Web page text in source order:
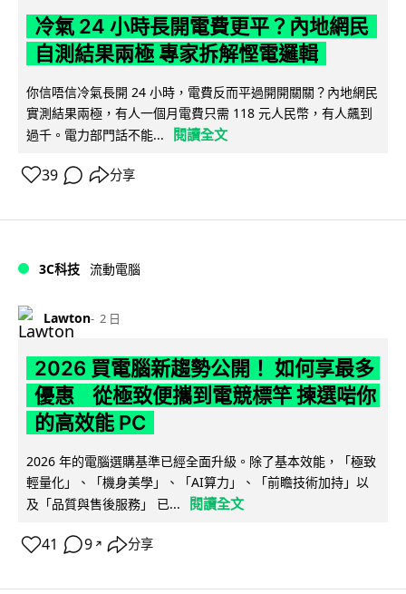
冷氣 24 小時長開電費更平？內地網民
自測結果兩極 專家拆解慳電邏輯
你信唔信冷氣長開 24 小時，電費反而平過開開關關？內地網民
實測結果兩極，有人一個月電費只需 118 元人民幣，有人飆到
過千。電力部門話不能...
閱讀全文
39 分享
3C科技 流動電腦
Lawton 2 日
2026 買電腦新趨勢公開！ 如何享最多
優惠 從極致便攜到電競標竿 揀選啱你
的高效能 PC
2026 年的電腦選購基準已經全面升級。除了基本效能，「極致
輕量化」、「機身美學」、「AI算力」、「前瞻技術加持」以
及「品質與售後服務」 已...
閱讀全文
41 9 ↗ 分享